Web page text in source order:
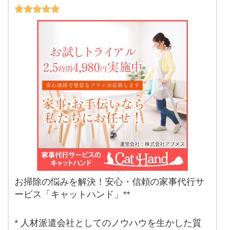
お掃除の悩みを解決！安心・信頼の家事代行サ
ービス「キャットハンド」**
* 人材派遣会社としてのノウハウを生かした質